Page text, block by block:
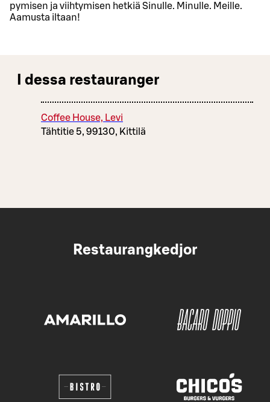
py­mi­sen ja viih­ty­mi­sen het­kiä Si­nul­le. Mi­nul­le. Meil­le.
Aa­mus­ta il­taan!
I dessa restauranger
Coffee House, Levi
Tähtitie 5, 99130, Kittilä
Restaurangkedjor